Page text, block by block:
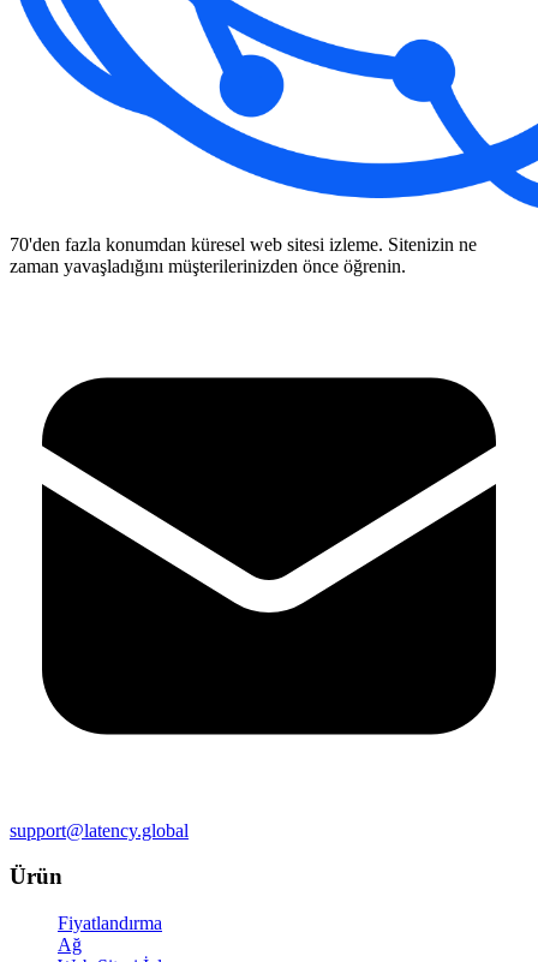
70'den fazla konumdan küresel web sitesi izleme. Sitenizin ne
zaman yavaşladığını müşterilerinizden önce öğrenin.
support@latency.global
Ürün
Fiyatlandırma
Ağ